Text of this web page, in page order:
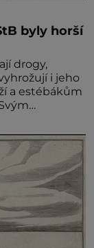
byly horší
drogy,
i jeho
a estébákům
nátlak.
a